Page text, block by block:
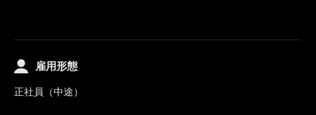
雇用形態
正社員（中途）